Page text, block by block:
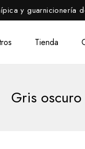
y guarnicionería
Tienda
Gris oscuro